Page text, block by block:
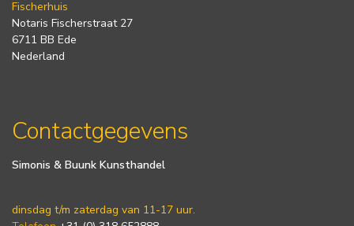
Fischerhuis
Notaris Fischerstraat 27
6711 BB Ede
Nederland
Contactgegevens
Simonis & Buunk Kunsthandel
dinsdag t/m zaterdag van 11-17 uur.